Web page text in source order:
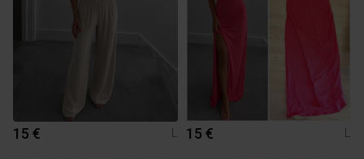
15 € L 15 € L